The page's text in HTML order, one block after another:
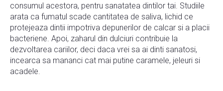
consumul acestora, pentru sanatatea dintilor tai. Studiile
arata ca fumatul scade cantitatea de saliva, lichid ce
protejeaza dintii impotriva depunerilor de calcar si a placii
bacteriene. Apoi, zaharul din dulciuri contribuie la
dezvoltarea cariilor, deci daca vrei sa ai dinti sanatosi,
incearca sa mananci cat mai putine caramele, jeleuri si
acadele.